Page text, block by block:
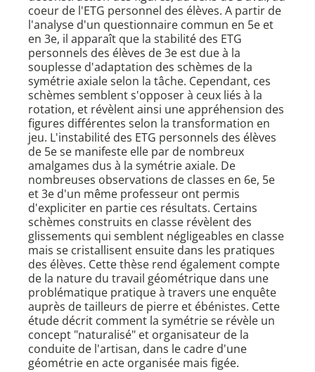
coeur de l'ETG personnel des élèves. A partir de
l'analyse d'un questionnaire commun en 5e et
en 3e, il apparaît que la stabilité des ETG
personnels des élèves de 3e est due à la
souplesse d'adaptation des schèmes de la
symétrie axiale selon la tâche. Cependant, ces
schèmes semblent s'opposer à ceux liés à la
rotation, et révèlent ainsi une appréhension des
figures différentes selon la transformation en
jeu. L'instabilité des ETG personnels des élèves
de 5e se manifeste elle par de nombreux
amalgames dus à la symétrie axiale. De
nombreuses observations de classes en 6e, 5e
et 3e d'un même professeur ont permis
d'expliciter en partie ces résultats. Certains
schèmes construits en classe révèlent des
glissements qui semblent négligeables en classe
mais se cristallisent ensuite dans les pratiques
des élèves. Cette thèse rend également compte
de la nature du travail géométrique dans une
problématique pratique à travers une enquête
auprès de tailleurs de pierre et ébénistes. Cette
étude décrit comment la symétrie se révèle un
concept "naturalisé" et organisateur de la
conduite de l'artisan, dans le cadre d'une
géométrie en acte organisée mais figée.